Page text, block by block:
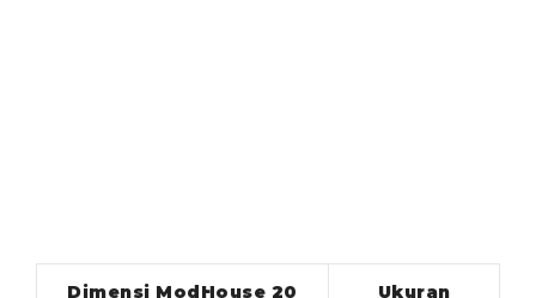
Dimensi ModHouse 20
Ukuran